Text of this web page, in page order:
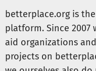
betterplace.org is
platform. Since 2007
aid organizations
projects on